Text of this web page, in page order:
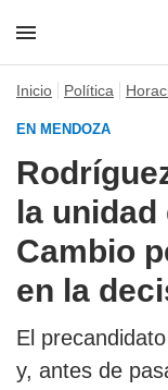
Inicio Política
EN MENDOZA
la
Cambio
en la
El
y, antes de